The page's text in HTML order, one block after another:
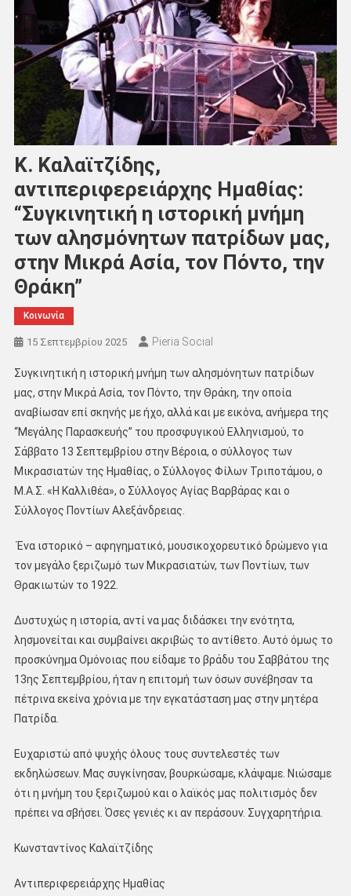
Κ. Καλαϊτζίδης,
αντιπεριφερειάρχης Ημαθίας:
“Συγκινητική η ιστορική μνήμη
των αλησμόνητων πατρίδων μας,
στην Μικρά Ασία, τον Πόντο, την
Θράκη”
Κοινωνία
15 Σεπτεμβρίου 2025 Pieria Social
Συγκινητική η ιστορική μνήμη των αλησμόνητων πατρίδων
μας, στην Μικρά Ασία, τον Πόντο, την Θράκη, την οποία
αναβίωσαν επί σκηνής με ήχο, αλλά και με εικόνα, ανήμερα της
“Μεγάλης Παρασκευής” του προσφυγικού Ελληνισμού, το
Σάββατο 13 Σεπτεμβρίου στην Βέροια, ο σύλλογος των
Μικρασιατών της Ημαθίας, ο Σύλλογος Φίλων Τριποτάμου, ο
Μ.Α.Σ. «Η Καλλιθέα», ο Σύλλογος Αγίας Βαρβάρας και ο
Σύλλογος Ποντίων Αλεξάνδρειας.
Ένα ιστορικό – αφηγηματικό, μουσικοχορευτικό δρώμενο για
τον μεγάλο ξεριζωμό των Μικρασιατών, των Ποντίων, των
Θρακιωτών το 1922.
Δυστυχώς η ιστορία, αντί να μας διδάσκει την ενότητα,
λησμονείται και συμβαίνει ακριβώς το αντίθετο. Αυτό όμως το
προσκύνημα Ομόνοιας που είδαμε το βράδυ του Σαββάτου της
13ης Σεπτεμβρίου, ήταν η επιτομή των όσων συνέβησαν τα
πέτρινα εκείνα χρόνια με την εγκατάσταση μας στην μητέρα
Πατρίδα.
Ευχαριστώ από ψυχής όλους τους συντελεστές των
εκδηλώσεων. Μας συγκίνησαν, βουρκώσαμε, κλάψαμε. Νιώσαμε
ότι η μνήμη του ξεριζωμού και ο λαϊκός μας πολιτισμός δεν
πρέπει να σβήσει. Όσες γενιές κι αν περάσουν. Συγχαρητήρια.
Κωνσταντίνος Καλαϊτζίδης
Αντιπεριφερειάρχης Ημαθίας